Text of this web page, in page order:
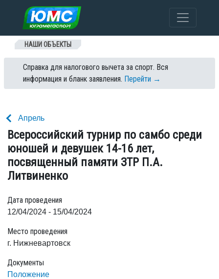
Перейти к содержанию
НАШИ ОБЪЕКТЫ
Справка для налогового вычета за спорт. Вся
информация и бланк заявления. Перейти →
Апрель
Всероссийский турнир по самбо среди
юношей и девушек 14-16 лет,
посвященный памяти ЗТР П.А.
Литвиненко
Дата проведения
12/04/2024 - 15/04/2024
Место проведения
г. Нижневартовск
Документы
Положение